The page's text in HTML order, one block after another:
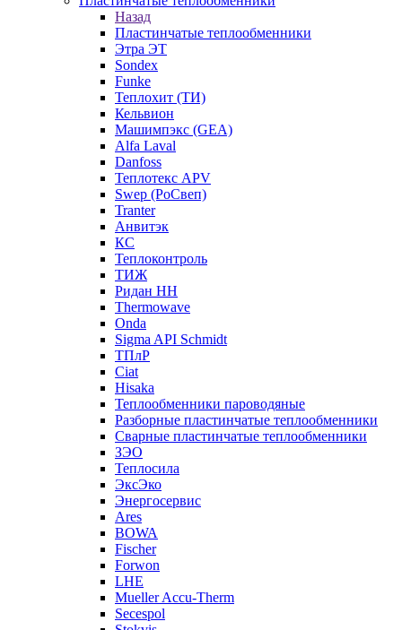
Назад
Пластинчатые теплообменники
Этра ЭТ
Sondex
Funke
Теплохит (ТИ)
Кельвион
Машимпэкс (GEA)
Alfa Laval
Danfoss
Теплотекс APV
Swep (РоСвеп)
Tranter
Анвитэк
КС
Теплоконтроль
ТИЖ
Ридан НН
Thermowave
Onda
Sigma API Schmidt
ТПлР
Ciat
Hisaka
Теплообменники пароводяные
Разборные пластинчатые теплообменники
Сварные пластинчатые теплообменники
ЗЭО
Теплосила
ЭксЭко
Энергосервис
Ares
BOWA
Fischer
Forwon
LHE
Mueller Accu-Therm
Secespol